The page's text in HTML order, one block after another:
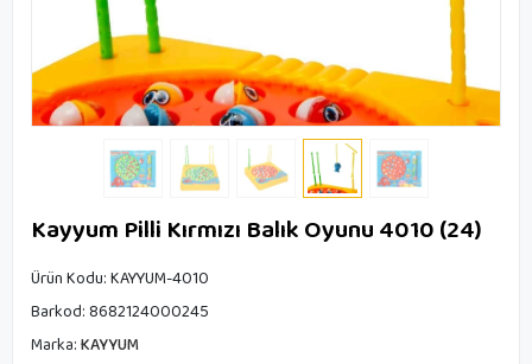
Kayyum Pilli Kırmızı Balık Oyunu 4010 (24)
Ürün Kodu:KAYYUM-4010
Barkod:8682124000245
Marka:KAYYUM